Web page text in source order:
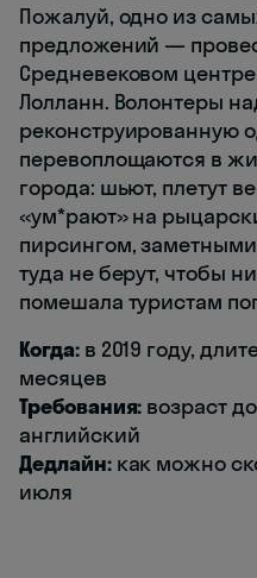
Пожалуй, одно из
предложений —
Средневековом
Лолланн. Волонтеры
реконструированную
перевоплощаются в
города: шьют, плетут
«ум*рают» на
пирсингом,
туда не берут, чтобы
помешала туристам
Когда:в 2019 году,
месяцев
Требования: возраст
английский
Дедлайн:как можно
июля